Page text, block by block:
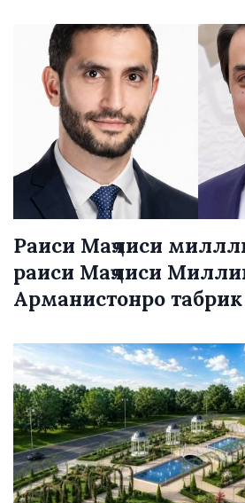
Раиси Маҷлиси
раиси Маҷлиси
Арманистонро